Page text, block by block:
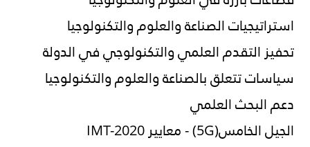
استراتيجيات الصناعة والعلوم والتكنولوجيا
تحفيز التقدم العلمي والتكنولوجي في الدولة
سياسات تتعلق بالصناعة والعلوم والتكنولوجيا
دعم البحث العلمي
الجيل الخامس(5G) - معايير IMT-2020